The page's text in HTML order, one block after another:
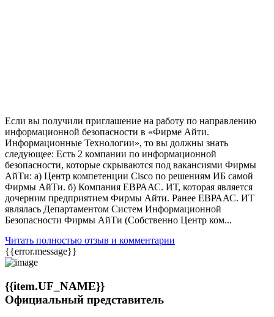
Если вы получили приглашение на работу по направлению
информационной безопасности в «Фирме Айти.
Информационные Технологии», то вы должны знать
следующее: Есть 2 компании по информационной
безопасности, которые скрываются под вакансиями Фирмы
АйТи: а) Центр компетенции Cisco по решениям ИБ самой
Фирмы АйТи. б) Компания ЕВРААС. ИТ, которая является
дочерним предприятием Фирмы Айти. Ранее ЕВРААС. ИТ
являлась Департаментом Систем Информационной
Безопасности Фирмы АйТи (Собственно Центр ком...
Читать полностью отзыв и комментарии
{{error.message}}
{{item.UF_NAME}}
Официальный представитель